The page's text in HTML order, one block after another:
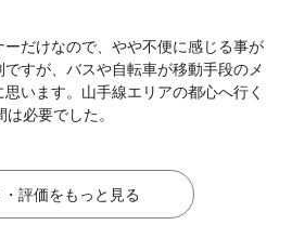
だけなので、やや不便に感じる事が
すが、バスや自転車が移動手段のメ
います。山手線エリアの都心へ行く
必要でした。
・評価をもっと見る